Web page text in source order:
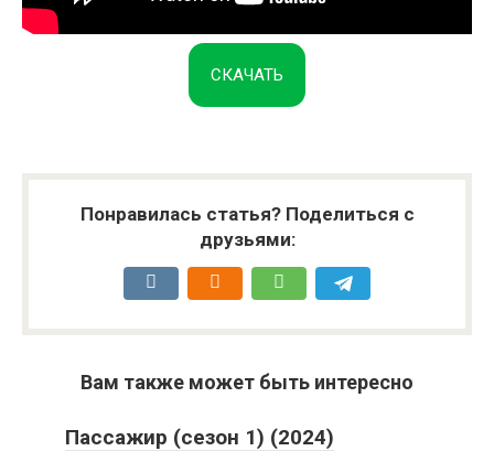
СКАЧАТЬ
Понравилась статья? Поделиться с
друзьями:
Вам также может быть интересно
Пассажир (сезон 1) (2024)